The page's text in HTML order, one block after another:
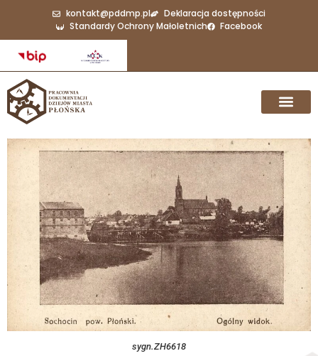
kontakt@pddmp.pl
Deklaracja dostępności
Standardy Ochrony Małoletnich
Facebook
sygn.ZH6618